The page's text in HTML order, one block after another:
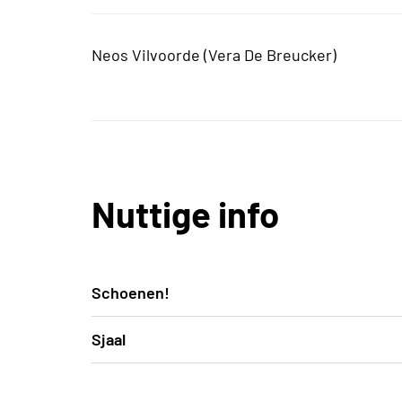
Neos Vilvoorde (Vera De Breucker)
Nuttige info
Schoenen!
Draag je mooiste sokken want in de
Sjaal